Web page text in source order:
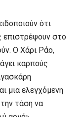
ότι
επιστρέψουν στο
Ο Χάρι Ράο,
καρπούς
μια ελεγχόμενη
τάση να